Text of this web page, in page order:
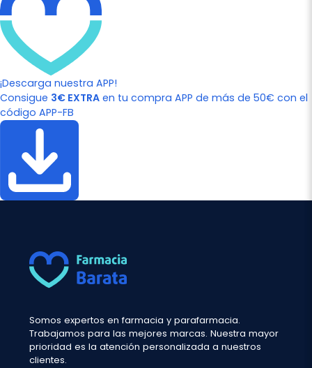
¡Descarga nuestra APP!
Consigue 3€ EXTRA en tu compra APP de más de 50€ con el
código APP-FB
Somos expertos en farmacia y parafarmacia.
Trabajamos para las mejores marcas. Nuestra mayor
prioridad es la atención personalizada a nuestros
clientes.